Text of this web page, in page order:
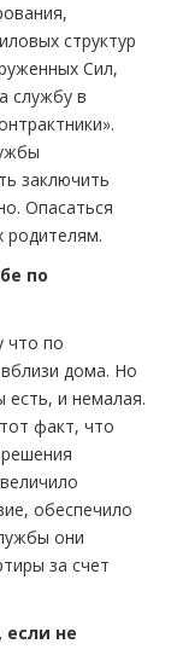
структур
Сил,
службу в
заключить
Опасаться
родителям.
по
что по
дома. Но
есть, и немалая.
факт, что
обеспечило
они
за счет
не